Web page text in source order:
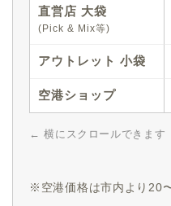
直営店 大袋
(Pick & Mix等)
アウトレット 小袋
空港ショップ
← 横にスクロールできます
※空港価格は市内より20